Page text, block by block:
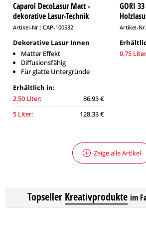
Caparol DecoLasur Matt -
dekorative Lasur-Technik
Artikel-Nr.: CAP-100532
Dekorative Lasur Innen
Matter Effekt
Diffusionsfähig
Für glatte Untergründe
Erhältlich in:
2,50 Liter:
86,93 €
5 Liter:
128,33 €
GORI
Artikel-
0,75
Zeige alle Artikel
Topseller Kreativprodukte im